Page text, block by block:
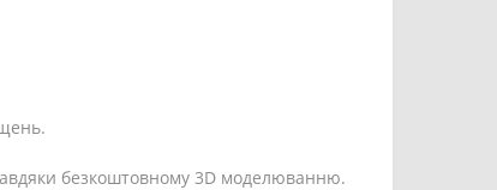
безкоштовному 3D моделюванню.